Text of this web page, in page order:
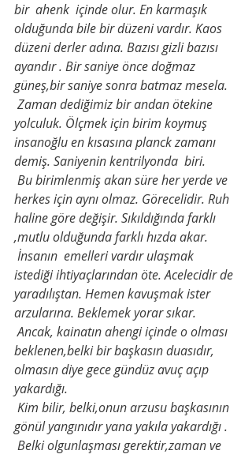
bir ahenk içinde olur. En karmaşık
olduğunda bile bir düzeni vardır. Kaos
düzeni derler adına. Bazısı gizli bazısı
ayandır . Bir saniye önce doğmaz
güneş,bir saniye sonra batmaz mesela.
Zaman dediğimiz bir andan ötekine
yolculuk. Ölçmek için birim koymuş
insanoğlu en kısasına planck zamanı
demiş. Saniyenin kentrilyonda biri.
Bu birimlenmiş akan süre her yerde ve
herkes için aynı olmaz. Görecelidir. Ruh
haline göre değişir. Sıkıldığında farklı
,mutlu olduğunda farklı hızda akar.
İnsanın emelleri vardır ulaşmak
istediği ihtiyaçlarından öte. Acelecidir de
yaradılıştan. Hemen kavuşmak ister
arzularına. Beklemek yorar sıkar.
Ancak, kainatın ahengi içinde o olması
beklenen,belki bir başkasın duasıdır,
olmasın diye gece gündüz avuç açıp
yakardığı.
Kim bilir, belki,onun arzusu başkasının
gönül yangınıdır yana yakıla yakardığı .
Belki olgunlaşması gerektir,zaman ve